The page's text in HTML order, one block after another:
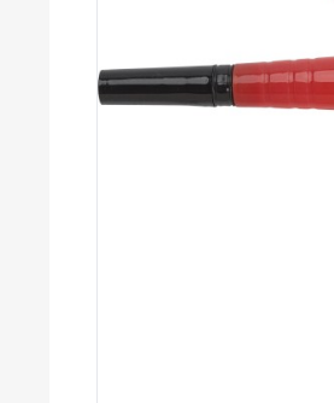
Séminaires
Team building